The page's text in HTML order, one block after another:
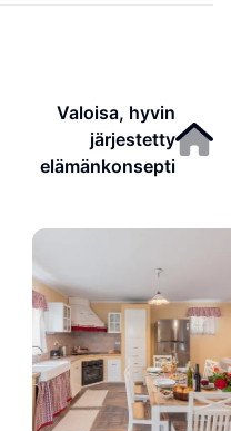
Valoisa, hyvin
järjestetty
elämänkonsepti